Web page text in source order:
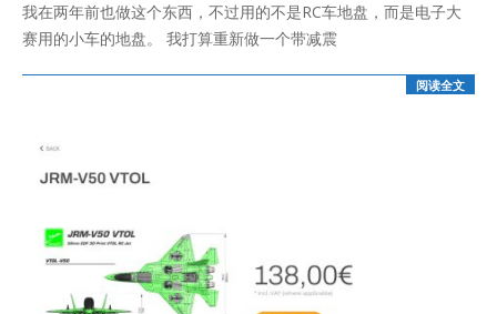
07
我在两年前也做这个东西，不过用的不是RC车地盘，而是电子大
赛用的小车的地盘。 我打算重新做一个带减震
阅读全文